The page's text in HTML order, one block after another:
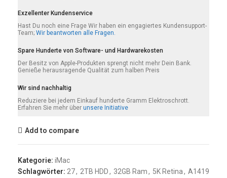
Exzellenter Kundenservice
Hast Du noch eine Frage Wir haben ein engagiertes Kundensupport-
Team; Wir beantworten alle Fragen.
Spare Hunderte von Software- und Hardwarekosten
Der Besitz von Apple-Produkten sprengt nicht mehr Dein Bank.
Genieße herausragende Qualität zum halben Preis
Wir sind nachhaltig
Reduziere bei jedem Einkauf hunderte Gramm Elektroschrott.
Erfahren Sie mehr über unsere Initiative
Add to compare
Kategorie: iMac
Schlagwörter: 27, 2TB HDD, 32GB Ram, 5K Retina, A1419